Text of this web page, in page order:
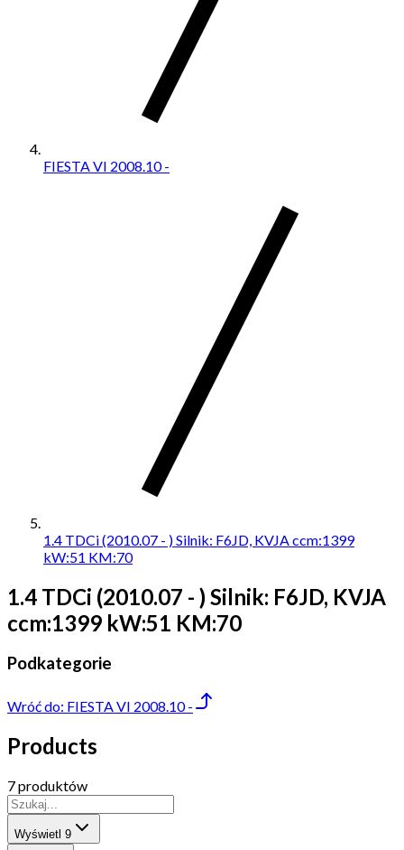
FIESTA VI 2008.10 -
1.4 TDCi (2010.07 - ) Silnik: F6JD, KVJA ccm:1399
kW:51 KM:70
1.4 TDCi (2010.07 - ) Silnik: F6JD, KVJA
ccm:1399 kW:51 KM:70
Podkategorie
Wróć do: FIESTA VI 2008.10 -
Products
7 produktów
Wyświetl 9